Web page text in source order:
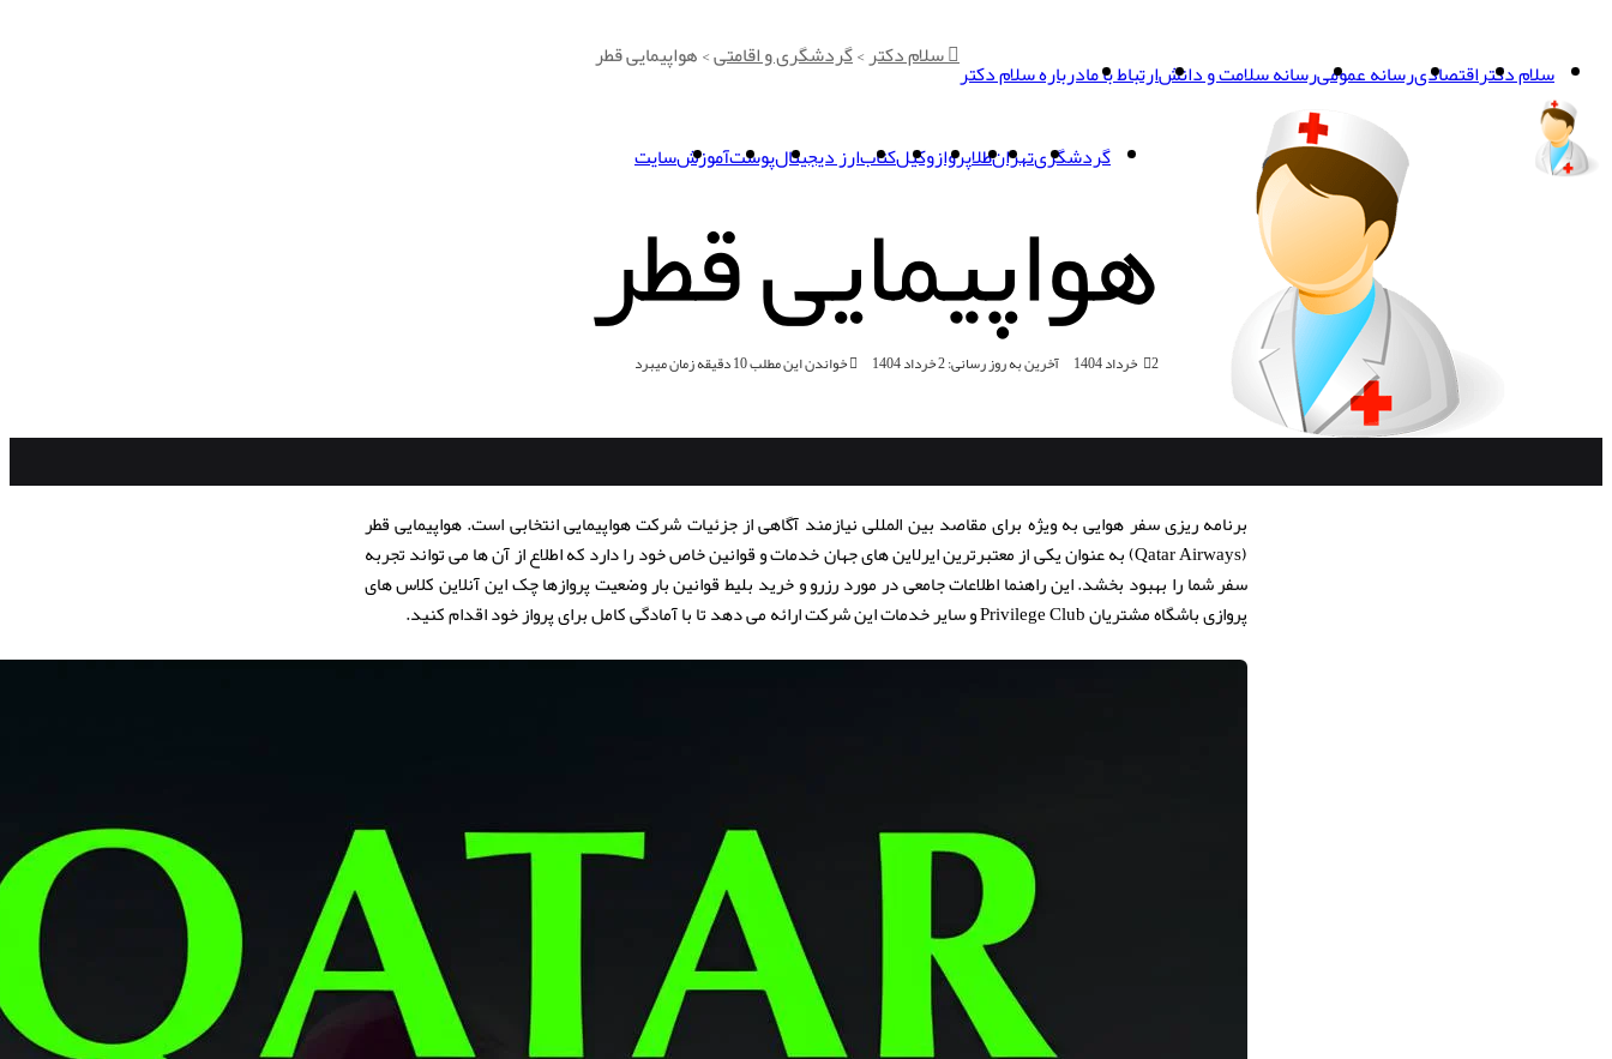
سلام دکتراقتصادیرسانه عمومیرسانه سلامت و دانشارتباط با مادرباره سلام دکتر
گردشگریتهرانطلاپروازوکیلکتابارز دیجیتالپوستآموزشسایت
سلام دکتر>گردشگری و اقامتی>هواپیمایی قطر
هواپیمایی قطر2 خرداد 1404 آخرین به روز رسانی: 2 خرداد 1404 خواندن این مطلب 10 دقیقه زمان میبرد
برنامه ریزی سفر هوایی به ویژه برای مقاصد بین المللی نیازمند آگاهی از جزئیات شرکت هواپیمایی انتخابی است. هواپیمایی قطر
(Qatar Airways) به عنوان یکی از معتبرترین ایرلاین های جهان خدمات و قوانین خاص خود را دارد که اطلاع از آن ها می تواند تجربه
سفر شما را بهبود بخشد. این راهنما اطلاعات جامعی در مورد رزرو و خرید بلیط قوانین بار وضعیت پروازها چک این آنلاین کلاس های
پروازی باشگاه مشتریان Privilege Club و سایر خدمات این شرکت ارائه می دهد تا با آمادگی کامل برای پرواز خود اقدام کنید.